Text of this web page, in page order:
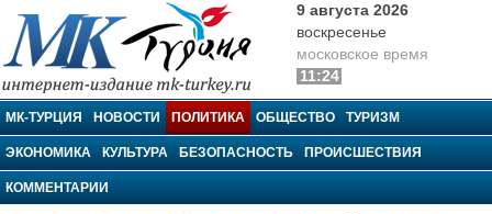
МК-Турция
9 августа 2026
воскресенье
московское время
11:24
МК-ТУРЦИЯ НОВОСТИ ПОЛИТИКА ОБЩЕСТВО ТУРИЗМ
ЭКОНОМИКА КУЛЬТУРА БЕЗОПАСНОСТЬ ПРОИСШЕСТВИЯ
КОММЕНТАРИИ